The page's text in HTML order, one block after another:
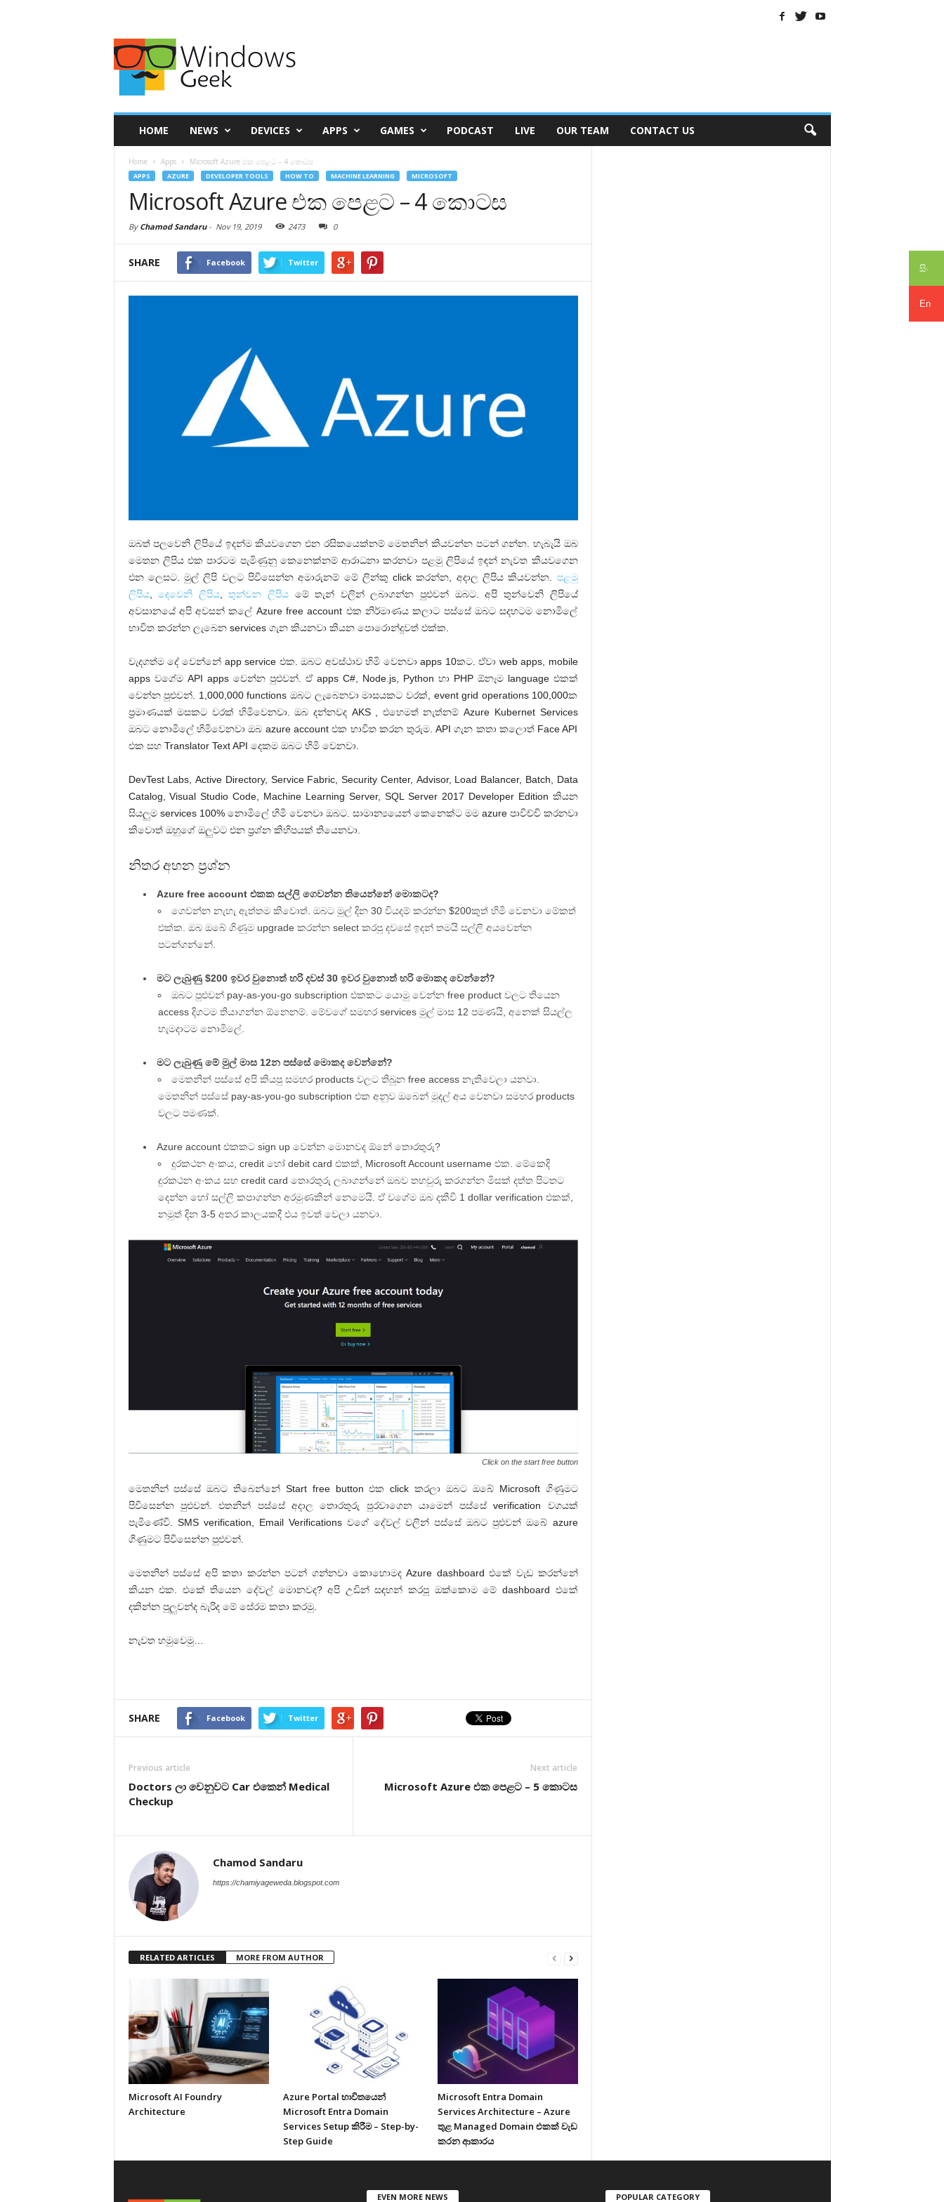
සිං
En
HOME NEWS DEVICES APPS GAMES PODCAST LIVE OUR TEAM CONTACT US
Home Apps Microsoft Azure එක පෙළට – 4 කොටස
APPS AZURE DEVELOPER TOOLS HOW TO MACHINE LEARNING MICROSOFT
Microsoft Azure එක පෙළට – 4 කොටස
By Chamod Sandaru- Nov 19, 2019 2473 0
SHARE Facebook Twitter
ඔබත් පලවෙනි ලිපියේ ඉදන්ම කියවගෙන එන රසිකයෙක්නම් මෙතනින් කියවන්න පටන් ගන්න. හැබැයි ඔබ
මෙතන ලිපිය එක පාරටම පැමිණුනු කෙනෙක්නම් ආරාධනා කරනවා පළමු ලිපියේ ඉඳන් නැවත කියවගෙන
එන ලෙසට. මුල් ලිපි වලට පිවිසෙන්න අමාරුනම් මේ ලින්කු click කරන්න, අදාල ලිපිය කියවන්න. පළමු
ලිපිය,දෙවෙනි ලිපිය,තුන්වන ලිපිය මේ තැන් වලින් ලබාගන්න පුළුවන් ඔබට. අපි තුන්වෙනි ලිපියේ
අවසානයේ අපි අවසන් කලේ Azure free account එක නිර්මාණය කලාට පස්සේ ඔබට සදහටම නොමිලේ
භාවිත කරන්න ලැබෙන services ගැන කියනවා කියන පොරොන්දුවත් එක්ක.
වැදගත්ම දේ වෙන්නේ app service එක. ඔබට අවස්ථාව හිමි වෙනවා apps 10කට. ඒවා web apps, mobile
apps වගේම API apps වෙන්න පුළුවන්. ඒ apps C#, Node.js, Python හා PHP ඕනෑම language එකක්
වෙන්න පුළුවන්. 1,000,000 functions ඔබට ලැබෙනවා මාසයකට වරක්, event grid operations 100,000ක
ප්‍රමාණයක් මසකට වරක් හිමිවෙනවා. ඔබ දන්නවද AKS , එහෙමත් නැත්නම් Azure Kubernet Services
ඔබට නොමිලේ හිමිවෙනවා ඔබ azure account එක භාවිත කරන තුරුම. API ගැන කතා කලොත් Face API
එක සහ Translator Text API දෙකම ඔබට හිමි වෙනවා.
DevTest Labs, Active Directory, Service Fabric, Security Center, Advisor, Load Balancer, Batch, Data
Catalog, Visual Studio Code, Machine Learning Server, SQL Server 2017 Developer Edition කියන
සියලුම services 100% නොමිලේ හිමි වෙනවා ඔබට. සාමාන්‍යයෙන් කෙනෙක්ට මම azure පාවිච්චි කරනවා
කිවොත් ඔහුගේ ඔලුවට එන ප්‍රශ්න කිහිපයක් තියෙනවා.
නිතර අහන ප්‍රශ්න
Azure free account එකක සල්ලි ගෙවන්න තියෙන්නේ මොකටද?
ගෙවන්න නැහැ ඇත්තම කිවොත්. ඔබට මුල් දින 30 වියදම් කරන්න $200කුත් හිමි වෙනවා මේකත්
එක්ක. ඔබ ඔබේ ගිණුම upgrade කරන්න select කරපු දවසේ ඉදන් තමයි සල්ලි අයවෙන්න
පටන්ගන්නේ.
මට ලැබුණු $200 ඉවර වුනොත් හරි දවස් 30 ඉවර වුනොත් හරි මොකද වෙන්නේ?
ඔබට පුළුවන් pay-as-you-go subscription එකකට යොමු වෙන්න free product වලට තියෙන
access දිගටම තියාගන්න ඕනෙනම්. මේවගේ සමහර services මුල් මාස 12 පමණයි, අනෙක් සියල්ල
හැමදාටම නොමිලේ.
මට ලැබුණු මේ මුල් මාස 12න පස්සේ මොකද වෙන්නේ?
මෙතනින් පස්සේ අපි කියපු සමහර products වලට තිබුන free access නැතිවෙලා යනවා.
මෙතනින් පස්සේ pay-as-you-go subscription එක අනුව ඔබෙන් මුදල් අය වෙනවා සමහර products
වලට පමණක්.
Azure account එකකට sign up වෙන්න මොනවද ඕනේ තොරතුරු?
දුරකථන අංකය, credit හෝ debit card එකක්, Microsoft Account username එක. මේකෙදි
දුරකථන අංකය සහ credit card තොරතුරු ලබාගන්නේ ඔබව තහවුරු කරගන්න මිසක් දත්ත පිටතට
දෙන්න හෝ සල්ලි කපාගන්න අරමුණකින් නෙමෙයි. ඒ වගේම ඔබ දකීවි 1 dollar verification එකක්,
නමුත් දින 3-5 අතර කාලයකදී එය ඉවත් වෙලා යනවා.
Click on the start free button
මෙතනින් පස්සේ ඔබට තිබෙන්නේ Start free button එක click කරලා ඔබට ඔබේ Microsoft ගිණුමට
පිවිසෙන්න පුළුවන්. එතනින් පස්සේ අදාල තොරතුරු පුරවාගෙන යාමෙන් පස්සේ verification වගයක්
පැමිණේවි. SMS verification, Email Verifications වගේ දේවල් වලින් පස්සේ ඔබට පුළුවන් ඔබේ azure
ගිණුමට පිවිසෙන්න පුළුවන්.
මෙතනින් පස්සේ අපි කතා කරන්න පටන් ගන්නවා කොහොමද Azure dashboard එකේ වැඩ කරන්නේ
කියන එක. එකේ තියෙන දේවල් මොනවද? අපි උඩින් සඳහන් කරපු ඔක්කොම මේ dashboard එකේ
දකින්න පුලුවන්ද බැරිද මේ සේරම කතා කරමු.
නැවත හමුවෙමු…
SHARE Facebook Twitter
Previous article
Doctors ලා වෙනුවට Car එකෙන් Medical
Checkup
Next article
Microsoft Azure එක පෙළට – 5 කොටස
Chamod Sandaru
https://chamiyageweda.blogspot.com
RELATED ARTICLES MORE FROM AUTHOR
Microsoft AI Foundry
Architecture
Azure Portal භාවිතයෙන්
Microsoft Entra Domain
Services Setup කිරීම – Step-by-
Step Guide
Microsoft Entra Domain
Services Architecture – Azure
තුළ Managed Domain එකක් වැඩ
කරන ආකාරය
EVEN MORE NEWS POPULAR CATEGORY